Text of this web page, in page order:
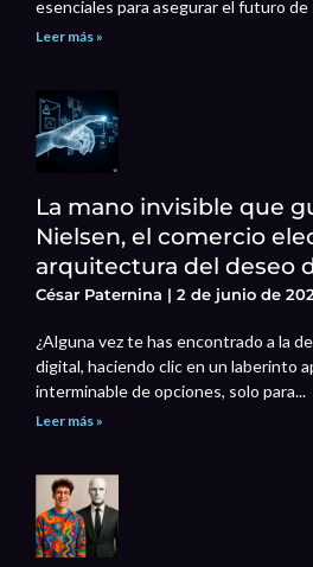
esenciales para asegurar el futuro
Leer más »
La mano invisible que
Nielsen, el comercio
arquitectura del deseo
César Paternina 2 de junio de
¿Alguna vez te has encontrado a la
digital, haciendo clic en un laberinto
interminable de opciones, solo para...
Leer más »